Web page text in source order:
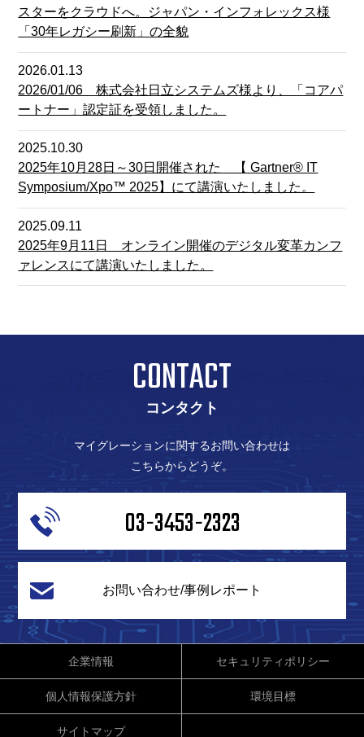
スターをクラウドへ。ジャパン・インフォレックス様
「30年レガシー刷新」の全貌
2026.01.13
2026/01/06 株式会社日立システムズ様より、「コアパ
ートナー」認定証を受領しました。
2025.10.30
2025年10月28日～30日開催された 【 Gartner® IT
Symposium/Xpo™ 2025】にて講演いたしました。
2025.09.11
2025年9月11日 オンライン開催のデジタル変革カンフ
ァレンスにて講演いたしました。
CONTACT
コンタクト
マイグレーションに関するお問い合わせは
こちらからどうぞ。
03-3453-2323
お問い合わせ/事例レポート
企業情報 セキュリティポリシー
個人情報保護方針 環境目標
サイトマップ